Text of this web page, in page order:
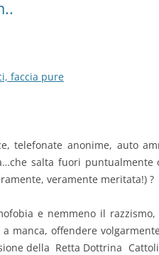
faccia pure
telefonate anonime, auto
salta fuori puntualmente
veramente meritata!) ?
e nemmeno il
manca, offendere
della Retta Dottrina